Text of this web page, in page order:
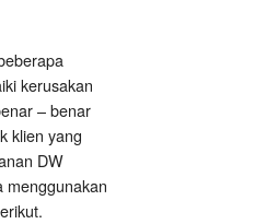
kerusakan
– benar
klien yang
DW
menggunakan